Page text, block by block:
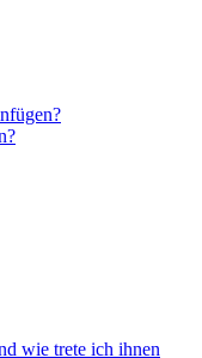
wie trete ich ihnen